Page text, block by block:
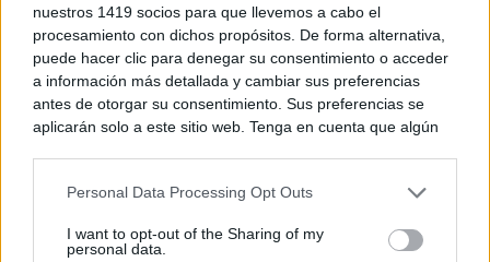
nuestros 1419 socios para que llevemos a cabo el
procesamiento con dichos propósitos. De forma alternativa,
puede hacer clic para denegar su consentimiento o acceder
a información más detallada y cambiar sus preferencias
antes de otorgar su consentimiento. Sus preferencias se
aplicarán solo a este sitio web. Tenga en cuenta que algún
rechazar tal procesamiento. Puede cambiar sus preferencias
a este sitio y haciendo clic en el botón "Privacidad" en la
Personal Data Processing Opt Outs
I want to opt-out of the Sharing of my
personal data.
No es tu imaginación